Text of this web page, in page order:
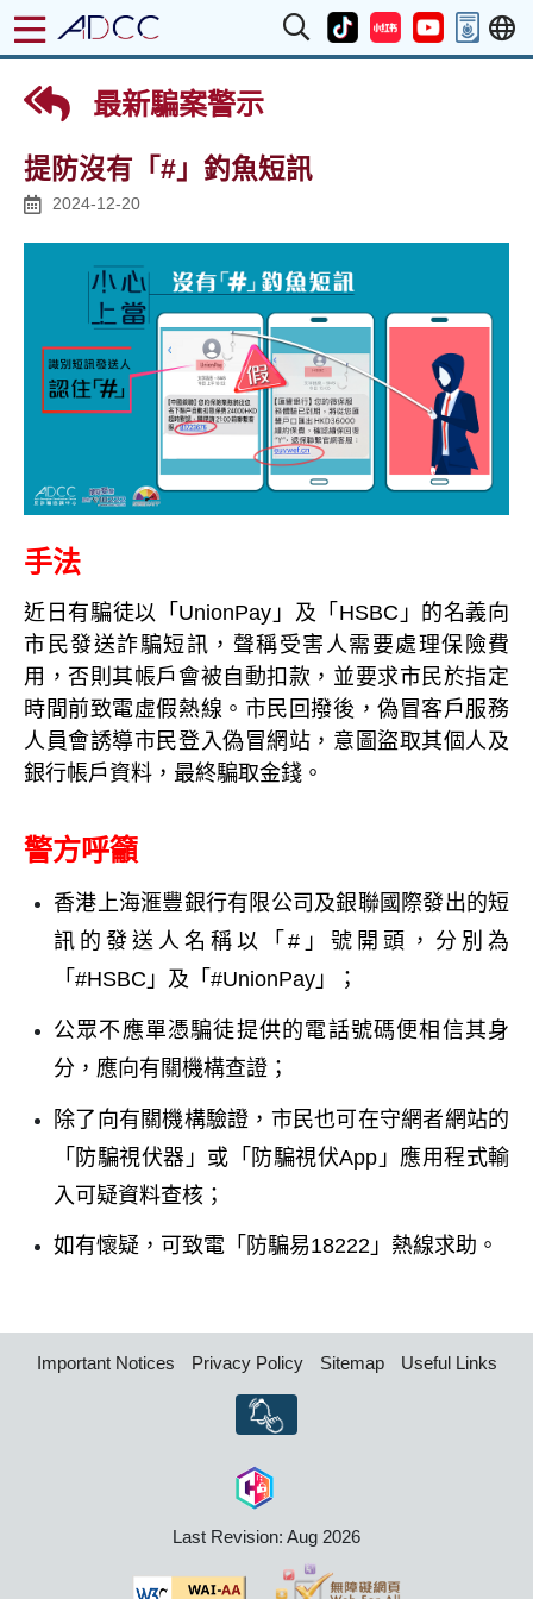
最新騙案警示
提防沒有「#」釣魚短訊
2024-12-20
手法
近日有騙徒以「UnionPay」及「HSBC」的名義向
市民發送詐騙短訊，聲稱受害人需要處理保險費
用，否則其帳戶會被自動扣款，並要求市民於指定
時間前致電虛假熱線。市民回撥後，偽冒客戶服務
人員會誘導市民登入偽冒網站，意圖盜取其個人及
銀行帳戶資料，最終騙取金錢。
警方呼籲
香港上海滙豐銀行有限公司及銀聯國際發出的短
訊的發送人名稱以「#」號開頭，分別為
「#HSBC」及「#UnionPay」；
公眾不應單憑騙徒提供的電話號碼便相信其身
分，應向有關機構查證；
除了向有關機構驗證，市民也可在守網者網站的
「防騙視伏器」或「防騙視伏App」應用程式輸
入可疑資料查核；
如有懷疑，可致電「防騙易18222」熱線求助。
Important Notices Privacy Policy Sitemap Useful Links
Last Revision: Aug 2026